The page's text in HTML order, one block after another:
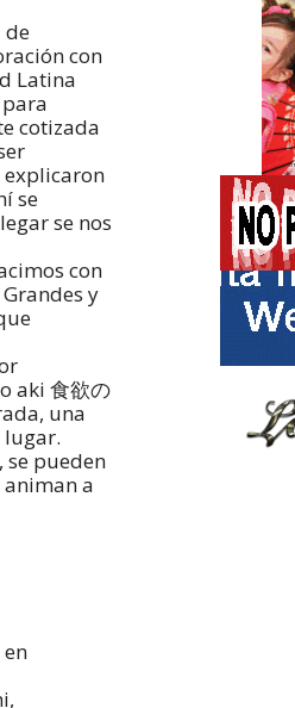
de
con
Latina
cotizada
explicaron
se
se nos
con
y
aki 食欲の
una
se pueden
a